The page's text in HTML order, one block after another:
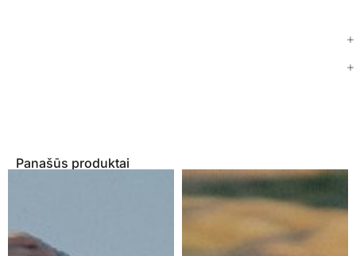
Panašūs produktai